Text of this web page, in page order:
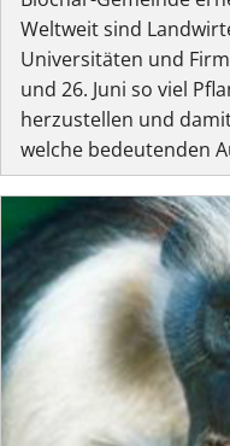
Weltweit sind
Universitäten und
und 26. Juni so viel
herzustellen und
welche bedeutenden